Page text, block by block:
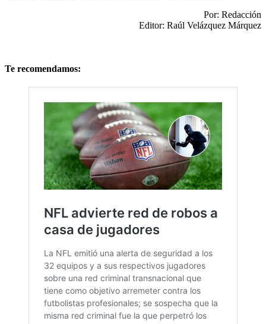
Por: Redacción
Editor: Raúl Velázquez Márquez
Te recomendamos: